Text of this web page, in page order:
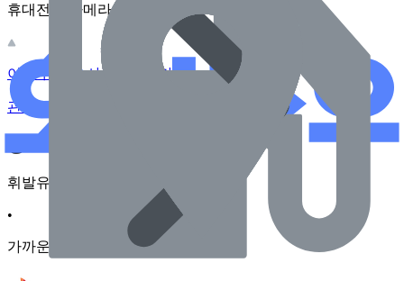
휴대전화 카메라로 찍어보세요
이 주유소의 사장님이신가요?
관리하기
휘발유
•
가까운순